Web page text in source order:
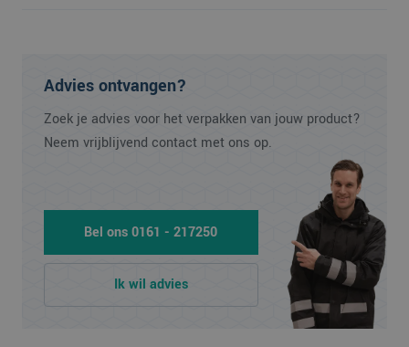
Advies ontvangen?
Zoek je advies voor het verpakken van jouw product?
Neem vrijblijvend contact met ons op.
Bel ons 0161 - 217250
Ik wil advies